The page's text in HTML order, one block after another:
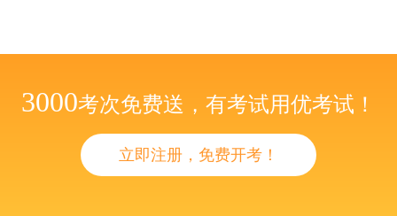
3000考次免费送，有考试用优考试！
立即注册，免费开考！